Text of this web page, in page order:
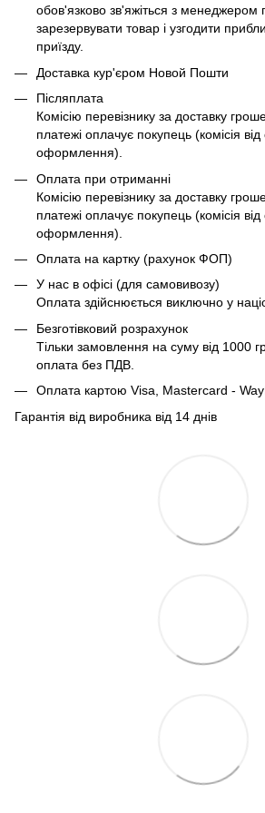
обов'язково зв'яжіться з
зарезервувати товар і узгодити
приїзду.
Доставка кур'єром Новой Пошти
Післяплата
Комісію перевізнику за доставку
платежі оплачує покупець (комісія
оформлення).
Оплата при отриманні
Комісію перевізнику за доставку
платежі оплачує покупець (комісія
оформлення).
Оплата на картку (рахунок ФОП)
У нас в офісі (для самовивозу)
Оплата здійснюється виключно у
Безготівковий розрахунок
Тільки замовлення на суму від 1000
оплата без ПДВ.
Оплата картою Visa, Mastercard -
Гарантія від виробника від 14 днів